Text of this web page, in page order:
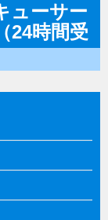
ューサー
24時間受